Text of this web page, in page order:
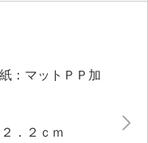
：マットＰＰ加
．２ｃｍ